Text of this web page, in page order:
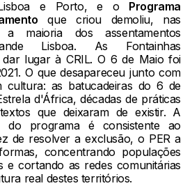
Lisboa e Porto, e o Programa
que criou demoliu, nas
a maioria dos assentamentos
Lisboa. As Fontainhas
dar lugar à CRIL. O 6 de Maio foi
O que desapareceu junto com
cultura: as batucadeiras do 6 de
d'África, décadas de práticas
que deixaram de existir. A
do programa é consistente ao
de resolver a exclusão, o PER a
concentrando populações
e cortando as redes comunitárias
real destes territórios.